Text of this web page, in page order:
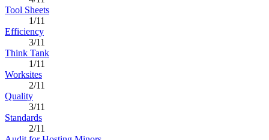
Tool Sheets
1/11
Efficiency
3/11
Think Tank
1/11
Worksites
2/11
Quality
3/11
Standards
2/11